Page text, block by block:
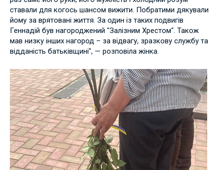
ставали для когось шансом вижити. Побратими дякували
йому за врятовані життя. За один із таких подвигів
Геннадій був нагороджений "Залізним Хрестом". Також
мав низку інших нагород – за відвагу, зразкову службу та
відданість батьківщині", — розповіла жінка.